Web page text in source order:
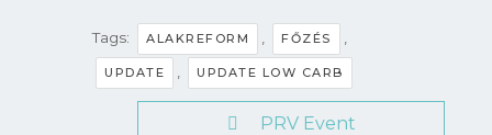
Tags: ALAKREFORM FŐZÉS
UPDATE UPDATE LOW CARB
PRV Event